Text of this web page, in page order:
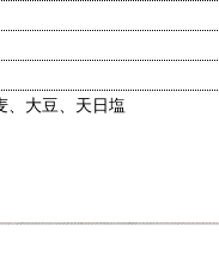
、大豆、天日塩